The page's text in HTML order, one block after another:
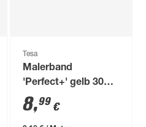
Tesa
Malerband
'Perfect+' gelb 30
mm x 50 m
8,99 €